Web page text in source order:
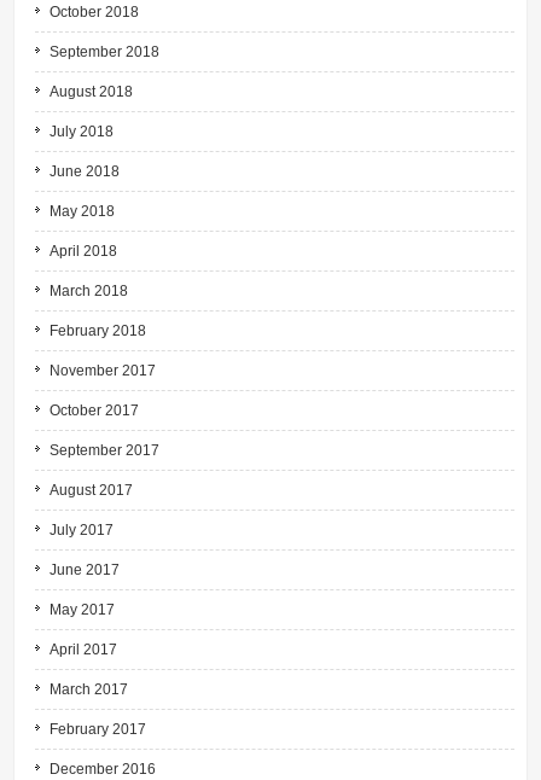
October 2018
September 2018
August 2018
July 2018
June 2018
May 2018
April 2018
March 2018
February 2018
November 2017
October 2017
September 2017
August 2017
July 2017
June 2017
May 2017
April 2017
March 2017
February 2017
December 2016